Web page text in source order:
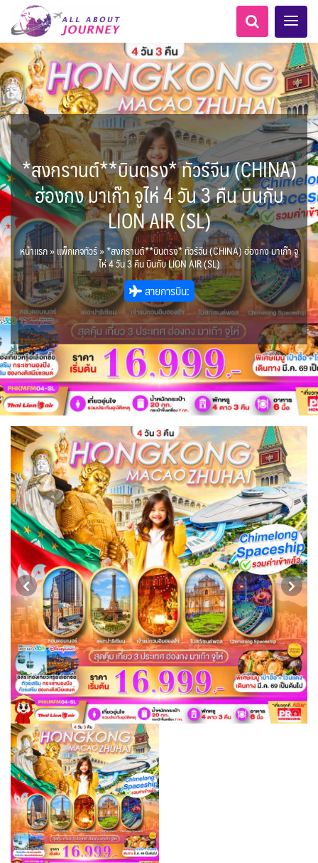
เอเชียกลาง 6 LKA ศรีลังกา 0
AFG อัฟกานิสถาน 0
LKA ศรีลังกา + BGD บังคลา
ศ
0
BTN ภูฏาน 2
BRN บรูไน 0
KHM กัมพูชา 0 จีน 283
HKG ฮ่องกง - มาเก๊า IND อินเดีย 21
IDN อินโดนีเซีย 3 IRQ อิรัก 0
IRN อิหร่าน 0
ISR อิสราเอล 0 JPN ญี่ปุ่น 70
JOR จอร์แดน 4 KAZ คาซัคสถาน 19
KORS เกาหลีใต้ 2 KGZ คีร์กีซสถาน 4
LAO ลาว 0 LBN เลบานอน 0
MYS มาเลเซีย 0 MDV มัลดีฟส์ 0
MNG มองโกเลีย 2 MMR เมียนมาร์ 5
NPL เนปาล 0 OMN โอมาน 0
PAK ปากีสถาน 8
PHL ฟิลิปปินส์ 1 SAU ซาอุดิอาระเบีย 1
SGP สิงคโปร์ 4
SYR ซีเรีย 0 TWN ไต้หวัน 9
TJK ทาจิกิสถาน 1 TKM เติร์กเมนิสถาน
ARE ดูไบ, UAE 0 UZB อุซเบกิสถาน 4
VNM เวียดนาม 35 ตะวันออกกลาง 0
YEM เยเมน 0 จอร์แดน - อียิปต์ 4
แอลเบเนีย - Albania 0 Balkan บอลข่าน 1
สวิตเซอร์แลนด์ เยอรมนี
ฝรั่งเศส
1
MNE มอนเตเนโกร 1 ล่าแสงเหนือ-ใต้ 11
Baltic บอลติก 4 ยุโรปตะวันออก 12
ยุโรปราคาถูก 1
ออสเตรีย - Austria 3 AZE อาเซอร์ไบจาน 2
BLR เบลารุส 0 BIH บอสเนีย & เฮอร์เซโกวีนา
1
BEL เบลเยี่ยม 0 HRV โครเอเชีย 3
CYP ไซปรัส 0 DNK เดนมาร์ก 2
CZE เช็ก 0 FIN ฟินแลนด์ 3
FRO หมู่เกาะแฟโร 2 FRA ฝรั่งเศส 1
GEO จอร์เจีย 10 DEU เยอรมนี 3
GRL กรีนแลนด์ 3 GRC กรีซ 1
ISL ไอซ์แลนด์ 4 ITA อิตาลี 9
MDA มอลโดวา 0 MLT มอลต้า 1
NLD เนเธอร์แลนด์ 0 NOR นอร์เวย์ 3
POL โปแลนด์ 3 PRT โปรตุเกส 3
RUS รัสเซีย 3 สแกนดิเนเวีย 7
SVN สโลวิเนีย 2
ESP สเปน 4 CHE สวิตเซอร์แลนด์ 8
TUR ตุรเคีย 13 UKR ยูเครน 0
UK อังกฤษ+สหราชอาณาจักร
9
เบลเยี่ยม เนเธอร์แลนด์ ลักเซม
ร์ก (BENELUX) 1
บัลแกเรีย โรมาเนีย 2
อิตาลี สวิส ฝรั่งเศส 3
อเมริกาใต้ 8 อเมริกากลาง 1
ARG อาร์เจนตินา 3
CUB คิวบา 0 CAN แคนาดา 3
CHL ชิลี 3 ECU เอกวาดอร์ 0
PER เปรู USA สหรัฐอเมริกา 6
บราซิล เปรู
เม็กซิโก คิวบา 1 อเมริกา แคนาดา 1
ทัวร์ ล่องเรือสำราญอลาสก้า
1
ทัวร์ ล่องเรือสำราญยุโรป 5
ทัวร์ ล่องเรือสำราญอเมริกา
1
ทัวร์ ล่องเรือสำราญเอเชีย 0
ทัวร์ ล่องเรือสำราญประเท
ศอื่นๆ
4
แทนซาเนีย - Tanzania 2 ไมโครนีเซีย - Micronesia 1
เคนย่า - Kenya 2
โมร็อคโค - Morocco 6 นิวซีแลนด์ - New Zealand
11
นามิเบีย - Namibia 1 ขั้วโลกเหนือ 2
ตูนีเซีย - Tunisia 1 เกาะโบราโบร่า - Bora Bora
0
ขั้วโลกใต้ 2 แอฟริกาใต้ - South Africa
3
แอลจีเรีย - Algeria 0 ออสเตรเลีย - Australia 18
ทัวร์ อันซีน ประเทศแปลก 31 ลิเบีย - Libya 1
บราซิล - Brazil 0
อียิปต์ - Egypt 10 เอธิโอเปีย - Ethiopia 0
เรือรอบกลางวัน กทม. 2 ล่องเรือดินเนอร์ วันวาเลนไทน์
22
ล่องเรือดินเนอร์วันลอยกระทง
21
ล่องเรือดินเนอร์วันปีใหม่ 19
ล่องเรือดินเนอร์แม่น้ำ
เจ้าพระยา
34
ล่องเรือโปรแกรมอยุธยา 9
ล่องเรือ รอบ Sunset 14
ล่องเรือเหมาลำ / เหมาชั้น /
อยอร์ช / Speed Boat ส่วนตัวทั่ว
ะเทศ
255
เรือยอร์ช / Speed Boat ฯลฯ
บ Join ทั่วประเทศ
72
ตั๋วเรือ Hop-on Hop-off 0 ตั๋วสวนสนุก 0
บุฟเฟต์โรงแรม/ร้านอาหาร 2 บุฟเฟต์ใบหยก 7
ไทยบัสฟู้ดทัวร์ 1
โปรแกรมทัวร์ทั่วไทย 0 แต่งชุดไทยถ่ายรูปวัดอรุณฯ
1
พิเศษ! ล่องเรือเทศกาลชมพลุ
ยา
1
ห้องพักราคาพิเศษ 3
ข่าวที่น่าสนใจ
ความรู้ทั่วไป
สถานที่ท่องเที่ยว
*สงกรานต์**บินตรง* ทัวร์จีน (CHINA)
ฮ่องกง มาเก๊า จูไห่ 4 วัน 3 คืน บินกับ
LION AIR (SL)
หน้าแรก»แพ็กเกจทัวร์»*สงกรานต์**บินตรง* ทัวร์จีน (CHINA) ฮ่องกง มาเก๊า จู
ไห่ 4 วัน 3 คืน บินกับ LION AIR (SL)
สายการบิน: